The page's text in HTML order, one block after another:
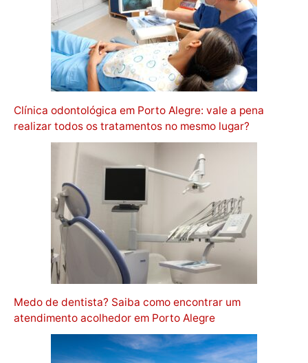
Clínica odontológica em Porto Alegre: vale a pena
realizar todos os tratamentos no mesmo lugar?
Medo de dentista? Saiba como encontrar um
atendimento acolhedor em Porto Alegre